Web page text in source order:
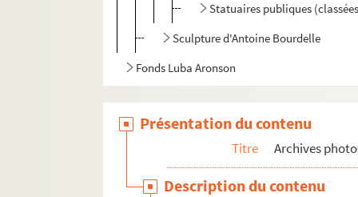
Statuaires publiques
Sculpture d'Antoine Bourdelle
Fonds Luba Aronson
Présentation du contenu
Titre Archives
Description du contenu